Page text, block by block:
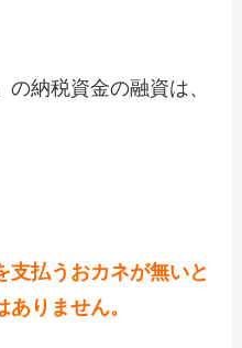
納税資金の融資は、
支払うおカネが無いと
りません。